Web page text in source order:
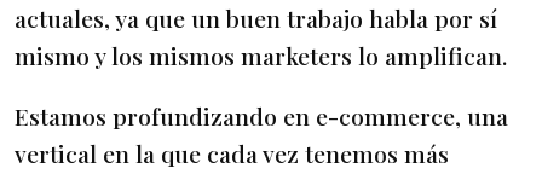
actuales, ya que un buen trabajo habla por sí
mismo y los mismos marketers lo amplifican.
Estamos profundizando en e-commerce, una
vertical en la que cada vez tenemos más